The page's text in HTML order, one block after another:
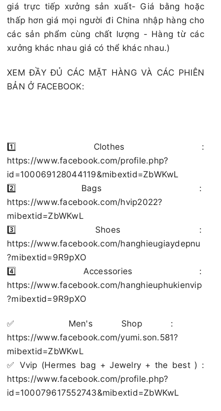
giá trực tiếp xưởng sản xuất- Giá bằng hoặc
thấp hơn giá mọi người đi China nhập hàng cho
các sản phẩm cùng chất lượng - Hàng từ các
xưởng khác nhau giá có thể khác nhau.)
XEM ĐẦY ĐỦ CÁC MẶT HÀNG VÀ CÁC PHIÊN
BẢN Ở FACEBOOK:
1️⃣ Clothes :
https://www.facebook.com/profile.php?
id=100069128044119&mibextid=ZbWKwL
2️⃣ Bags :
https://www.facebook.com/hvip2022?
mibextid=ZbWKwL
3️⃣ Shoes :
https://www.facebook.com/hanghieugiaydepnu
?mibextid=9R9pXO
4️⃣ Accessories :
https://www.facebook.com/hanghieuphukienvip
?mibextid=9R9pXO
✅️ Men's Shop :
https://www.facebook.com/yumi.son.581?
mibextid=ZbWKwL
✅️ Vvip (Hermes bag + Jewelry + the best ) :
https://www.facebook.com/profile.php?
id=100079617552743&mibextid=ZbWKwL